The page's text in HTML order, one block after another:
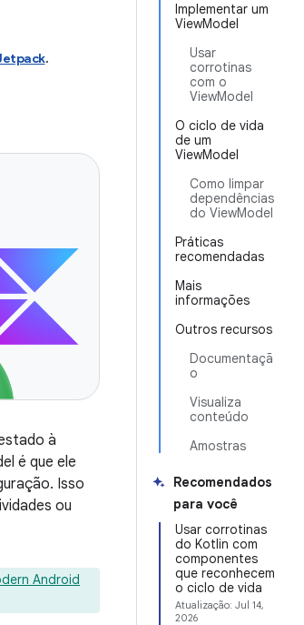
Implementar um
ViewModel
Usar
corrotinas
com o
ViewModel
O ciclo de vida
de um
ViewModel
Como limpar
dependências
do ViewModel
Práticas
recomendadas
Mais
informações
Outros recursos
Documentaçã
o
Visualiza
conteúdo
Amostras
Recomendados
para você
Usar corrotinas
do Kotlin com
componentes
que reconhecem
o ciclo de vida
Atualização: Jul 14,
2026
.
à
é que ele
Isso
ou
Android